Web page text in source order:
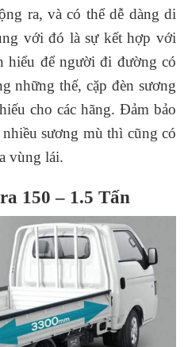
ra, và có thể dễ dàng di
với đó là sự kết hợp với
hiểu để người đi đường có
những thế, cặp đèn sương
cho các hãng. Đảm bảo
sương mù thì cũng có
vùng lái.
150 – 1.5 Tấn